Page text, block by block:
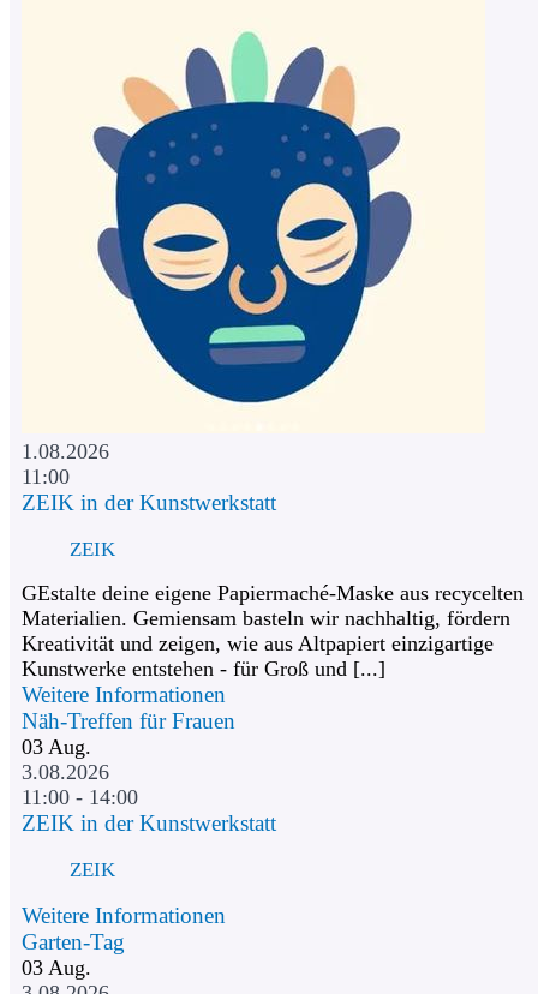
1.08.2026
11:00
ZEIK in der Kunstwerkstatt
ZEIK
GEstalte deine eigene Papiermaché-Maske aus recycelten
Materialien. Gemiensam basteln wir nachhaltig, fördern
Kreativität und zeigen, wie aus Altpapiert einzigartige
Kunstwerke entstehen - für Groß und [...]
Weitere Informationen
Näh-Treffen für Frauen
03 Aug.
3.08.2026
11:00 - 14:00
ZEIK in der Kunstwerkstatt
ZEIK
Weitere Informationen
Garten-Tag
03 Aug.